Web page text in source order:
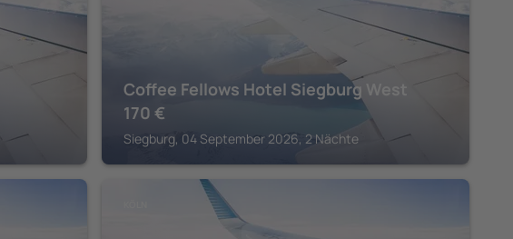
Coffee Fellows Hotel Siegburg West
170 €
Siegburg, 04 September 2026, 2 Nächte